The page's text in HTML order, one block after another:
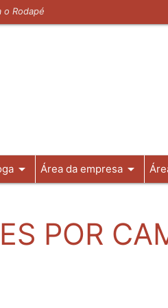
o Rodapé
arrow_drop_down Área da empresa arrow_drop_down
POR